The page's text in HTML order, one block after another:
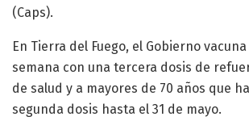
(Caps).
En Tierra del Fuego, el Gobierno
semana con una tercera dosis de
de salud y a mayores de 70 años que
segunda dosis hasta el 31 de mayo.